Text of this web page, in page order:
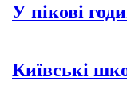
У пікові
Київські